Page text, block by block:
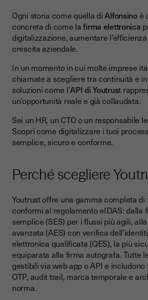
Ogni storia come quella diAlfonsinoè
concreta di come lafirma elettronica
digitalizzazione, aumentare
crescita aziendale.
In un momento in cui molte imprese
chiamate a scegliere tra continuità e
soluzioni come l’API di Youtrust
un’opportunità reale e già collaudata.
Sei un HR, un CTO o un responsabile
Scopri come digitalizzare i tuoi
semplice, sicuro e conforme.
Perché scegliere
Youtrust offre una gamma completa
conformi al regolamento eIDAS: dalla
semplice (SES) per i flussi più agili,
avanzata (AES) con verifica
elettronica qualificata (QES), la più
equiparata alla firma autografa. Tutte
gestibili via web app o API e
OTP, audit trail, marca temporale e
norma.